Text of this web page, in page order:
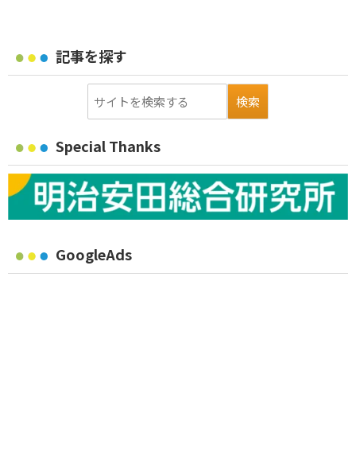
記事を探す
Special Thanks
GoogleAds